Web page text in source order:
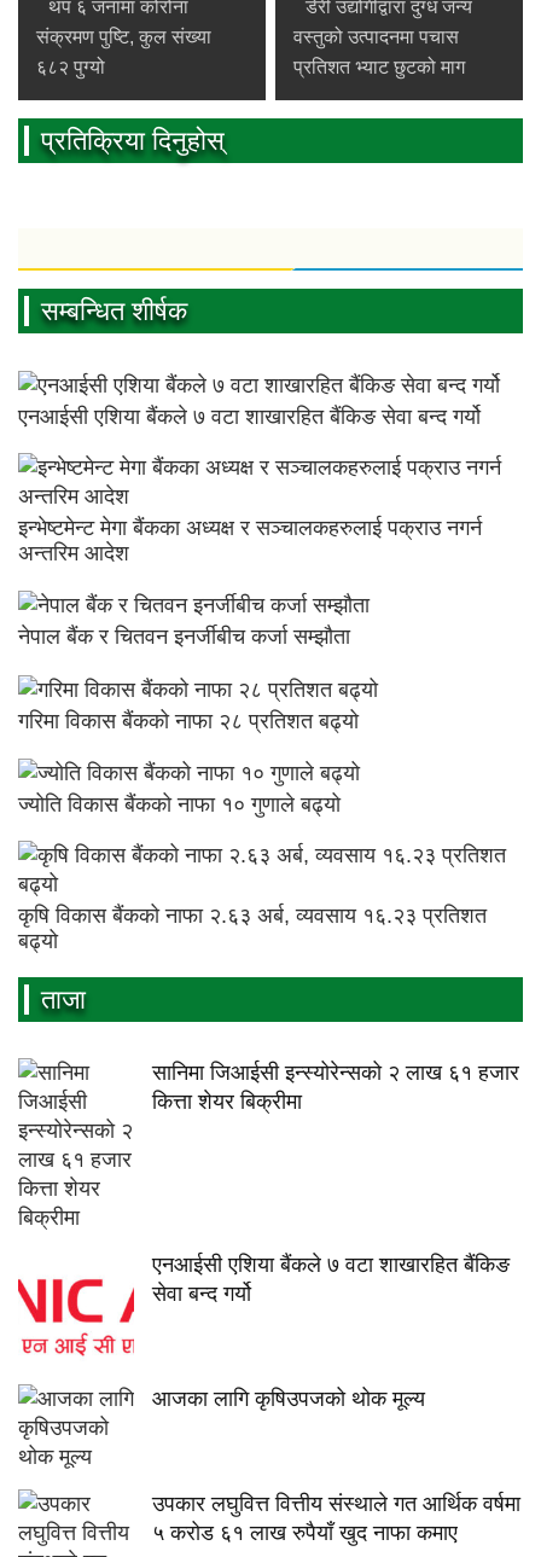
थप ६ जनामा कोरोना
संक्रमण पुष्टि, कुल संख्या
६८२ पुग्यो
डेरी उद्योगीद्वारा दुग्ध जन्य
वस्तुको उत्पादनमा पचास
प्रतिशत भ्याट छुटको माग
प्रतिक्रिया दिनुहोस्
सम्बन्धित शीर्षक
एनआईसी एशिया बैंकले ७ वटा शाखारहित बैंकिङ सेवा बन्द गर्यो
इन्भेष्टमेन्ट मेगा बैंकका अध्यक्ष र सञ्चालकहरुलाई पक्राउ नगर्न
अन्तरिम आदेश
नेपाल बैंक र चितवन इनर्जीबीच कर्जा सम्झौता
गरिमा विकास बैंकको नाफा २८ प्रतिशत बढ्यो
ज्योति विकास बैंकको नाफा १० गुणाले बढ्यो
कृषि विकास बैंकको नाफा २.६३ अर्ब, व्यवसाय १६.२३ प्रतिशत
बढ्यो
ताजा
सानिमा जिआईसी इन्स्योरेन्सको २ लाख ६१ हजार
कित्ता शेयर बिक्रीमा
एनआईसी एशिया बैंकले ७ वटा शाखारहित बैंकिङ
सेवा बन्द गर्यो
आजका लागि कृषिउपजको थोक मूल्य
उपकार लघुवित्त वित्तीय संस्थाले गत आर्थिक वर्षमा
५ करोड ६१ लाख रुपैयाँ खुद नाफा कमाए